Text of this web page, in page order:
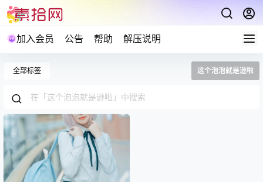
加入会员 公告 帮助 解压说明
全部标签 这个泡泡就是逊啦